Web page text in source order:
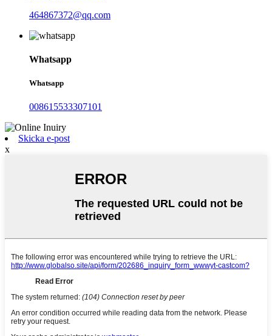
464867372@qq.com
Whatsapp
Whatsapp
008615533307101
Skicka e-post
x